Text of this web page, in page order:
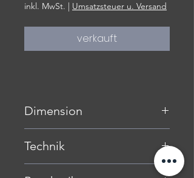
inkl. MwSt. | Umsatzsteuer u. Versand
verkauft
Dimension
Fotos)
Technik